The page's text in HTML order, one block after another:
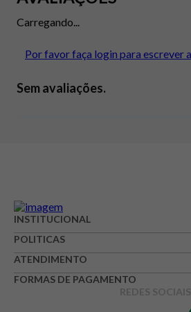
Carregando...
Por favor faça login para escrever
Sem avaliações.
INSTITUCIONAL
POLITICAS
ATENDIMENTO
FORMAS DE PAGAMENTO
REDES SOCIAIS